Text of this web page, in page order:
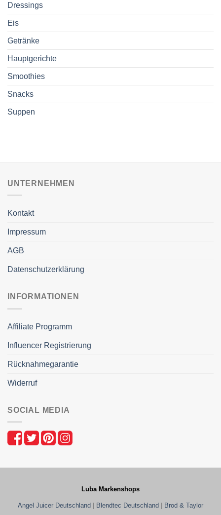
Dressings
Eis
Getränke
Hauptgerichte
Smoothies
Snacks
Suppen
UNTERNEHMEN
Kontakt
Impressum
AGB
Datenschutzerklärung
INFORMATIONEN
Affiliate Programm
Influencer Registrierung
Rücknahmegarantie
Widerruf
SOCIAL MEDIA
Luba Markenshops
Angel Juicer Deutschland Blendtec Deutschland
Brod & Taylor